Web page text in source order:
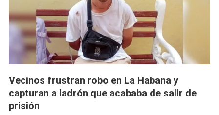
Un
Policía
Permanece
Arrestado
Por
El
Vecinos frustran robo en La Habana y
capturan a ladrón que acababa de salir de
prisión